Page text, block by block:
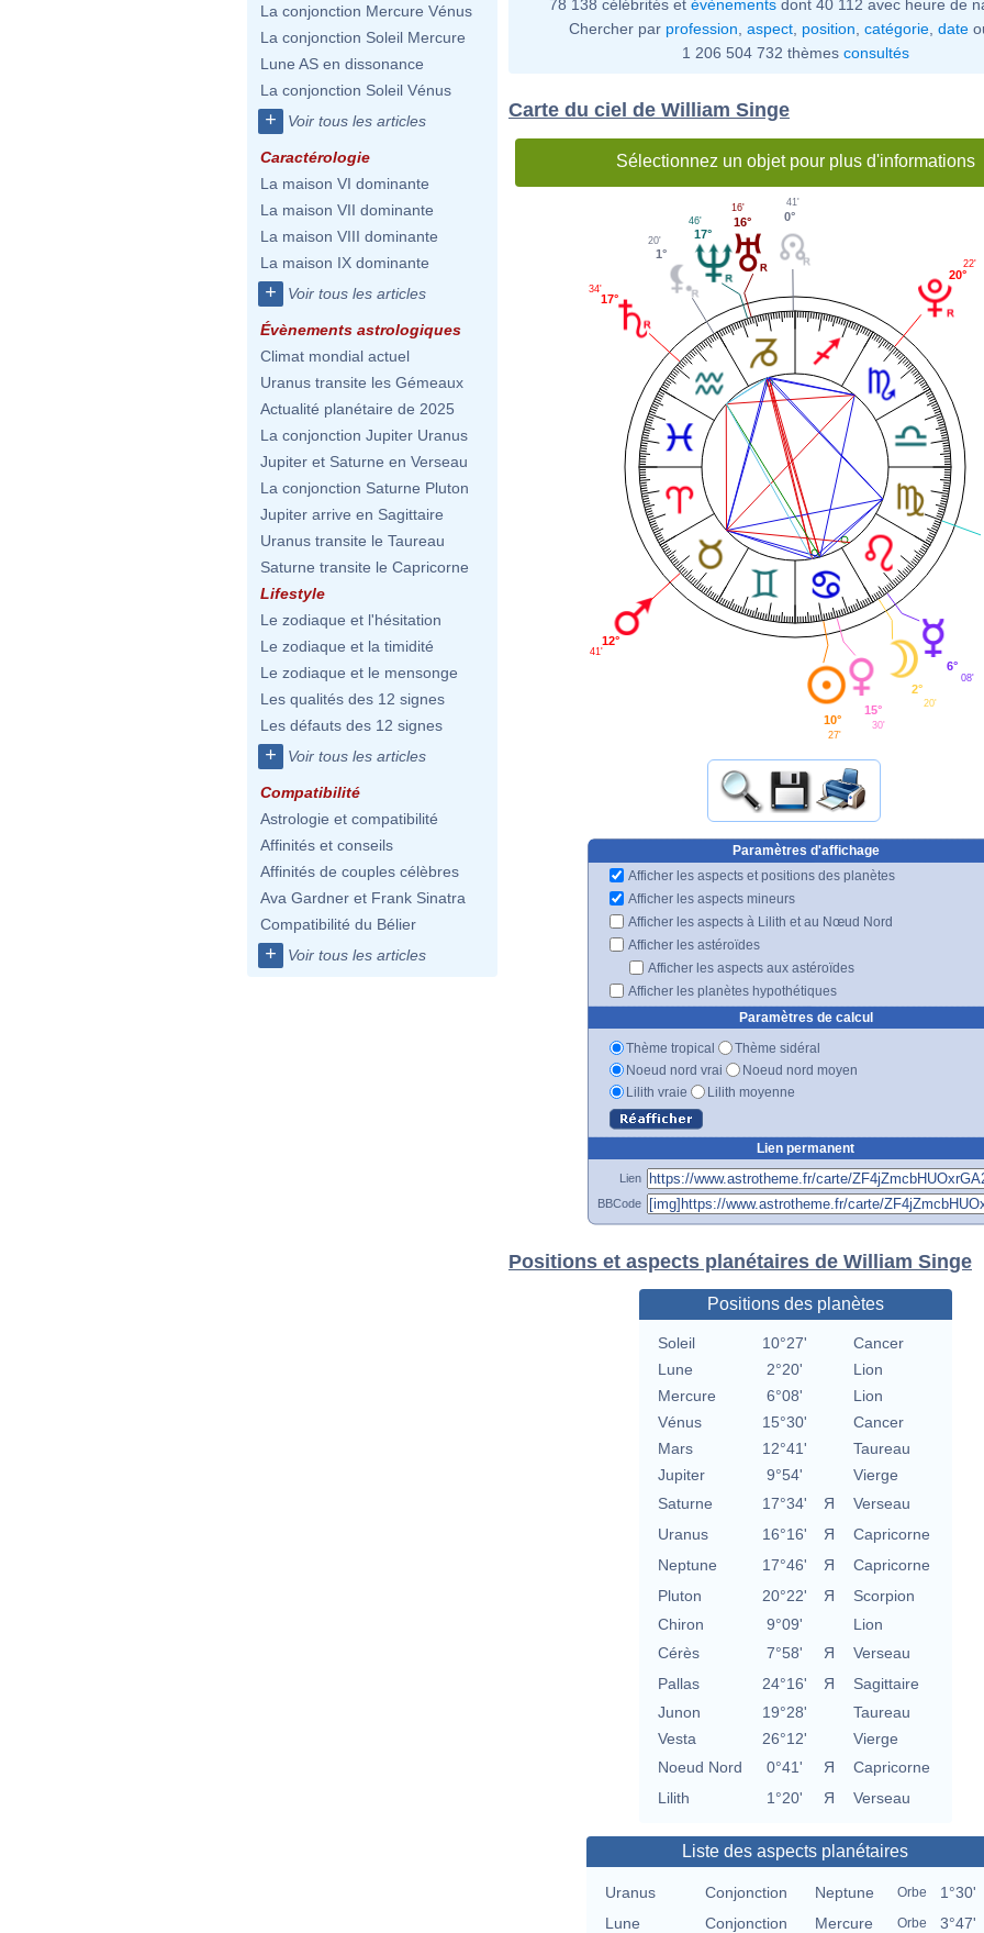
La conjonction Mercure Vénus
La conjonction Soleil Mercure
Lune AS en dissonance
La conjonction Soleil Vénus
+ Voir tous les articles
Caractérologie
La maison VI dominante
La maison VII dominante
La maison VIII dominante
La maison IX dominante
+ Voir tous les articles
Évènements astrologiques
Climat mondial actuel
Uranus transite les Gémeaux
Actualité planétaire de 2025
La conjonction Jupiter Uranus
Jupiter et Saturne en Verseau
La conjonction Saturne Pluton
Jupiter arrive en Sagittaire
Uranus transite le Taureau
Saturne transite le Capricorne
Lifestyle
Le zodiaque et l'hésitation
Le zodiaque et la timidité
Le zodiaque et le mensonge
Les qualités des 12 signes
Les défauts des 12 signes
+ Voir tous les articles
Compatibilité
Astrologie et compatibilité
Affinités et conseils
Affinités de couples célèbres
Ava Gardner et Frank Sinatra
Compatibilité du Bélier
+ Voir tous les articles
78 138 célébrités et évènementsdont 40 112 avec heure de
Chercher par profession aspect position catégorie date
1 206 504 732 thèmes consultés
Carte du ciel de William Singe
Sélectionnez un objet pour plus d'informations
20°
22'
0°
41'
16°
16'
17°
46'
1°
20'
17°
34'
12°
41'
10°
27'
15°
30'
2°
20'
6°
08'
Paramètres d'affichage
Afficher les aspects et positions des planètes
Afficher les aspects mineurs
Afficher les aspects à Lilith et au Nœud Nord
Afficher les astéroïdes
Afficher les aspects aux astéroïdes
Afficher les planètes hypothétiques
Paramètres de calcul
Thème tropical
Thème sidéral
Noeud nord vrai
Noeud nord moyen
Lilith vraie
Lilith moyenne
Lien permanent
Lien
BBCode
Positions et aspects planétaires de William Singe
Positions des planètes
Soleil 10°27'
Cancer
Lune
2°20'
Lion
Mercure
6°08'
Lion
Vénus
15°30'
Cancer
Mars
12°41'
Taureau
Jupiter
9°54'
Vierge
Saturne
17°34' Я
Verseau
Uranus
16°16' Я
Capricorne
Neptune
17°46' Я
Capricorne
Pluton
20°22' Я
Scorpion
Chiron
9°09'
Lion
Cérès
7°58' Я
Verseau
Pallas
24°16' Я
Sagittaire
Junon
19°28'
Taureau
Vesta
26°12'
Vierge
Noeud Nord
0°41' Я
Capricorne
Lilith
1°20' Я Verseau
Liste des aspects planétaires
Uranus Conjonction Neptune Orbe
1°30'
Lune
Conjonction Mercure Orbe 3°47'